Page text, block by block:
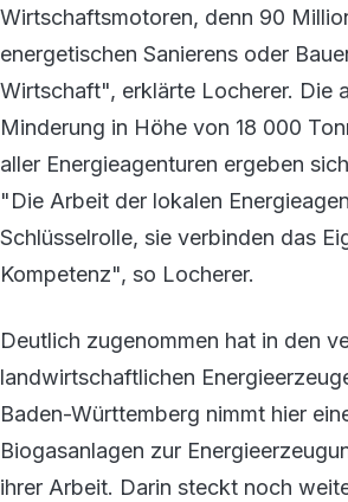
Wirtschaftsmotoren, denn 90
energetischen Sanierens oder
Wirtschaft", erklärte Locherer. Die
Minderung in Höhe von 18 000
aller Energieagenturen ergeben
"Die Arbeit der lokalen
Schlüsselrolle, sie verbinden das
Kompetenz", so Locherer.
Deutlich zugenommen hat in den
landwirtschaftlichen
Baden-Württemberg nimmt hier
Biogasanlagen zur
ihrer Arbeit. Darin steckt noch